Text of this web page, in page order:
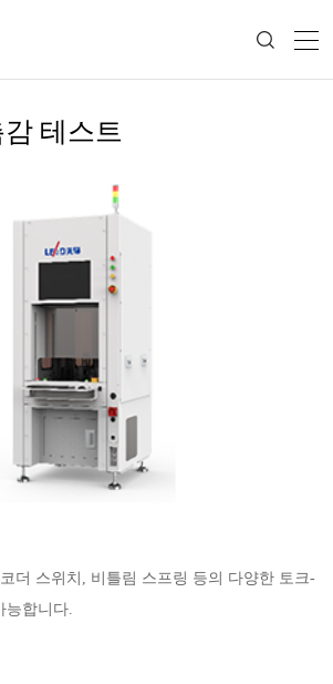
테스트
더 스위치, 비틀림 스프링 등의 다양한 토크-
능합니다.